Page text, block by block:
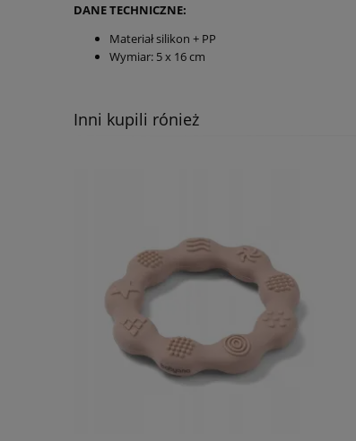
DANE TECHNICZNE:
Materiał silikon + PP
Wymiar: 5 x 16 cm
Inni kupili rónież